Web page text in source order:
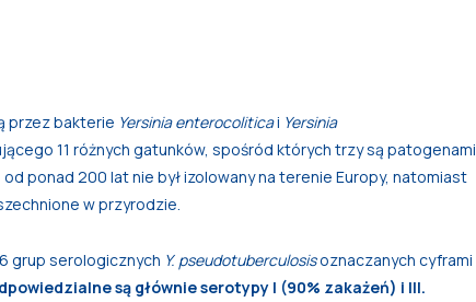
przez bakterie Yersinia enterocoliticai Yersinia
11 różnych gatunków, spośród których trzy są patogenami
od ponad 200 lat nie był izolowany na terenie Europy, natomiast
w przyrodzie.
grup serologicznych Y. pseudotuberculosisoznaczanych cyframi
są głównie serotypy I (90% zakażeń) i III.